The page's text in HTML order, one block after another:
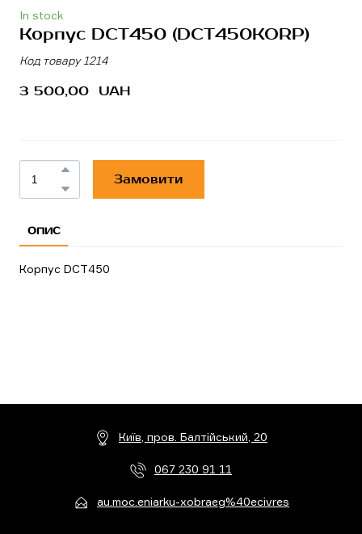
In stock
Корпус DCT450 (DCT450KORP)
Код товару 1214
3 500,00  UAH
Замовити
ОПИС
Корпус DCT450
Київ, пров. Балтійський, 20
067 230 91 11
au.moc.eniarku-xobraeg%40ecivres